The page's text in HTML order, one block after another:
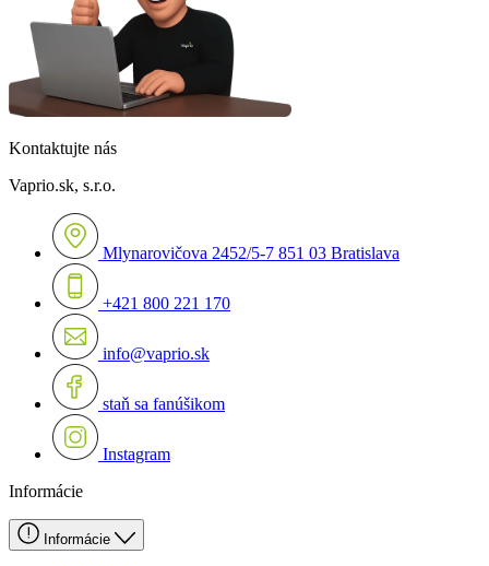
Kontaktujte nás
Vaprio.sk, s.r.o.
Mlynarovičova 2452/5-7 851 03 Bratislava
+421 800 221 170
info@vaprio.sk
staň sa fanúšikom
Instagram
Informácie
Informácie